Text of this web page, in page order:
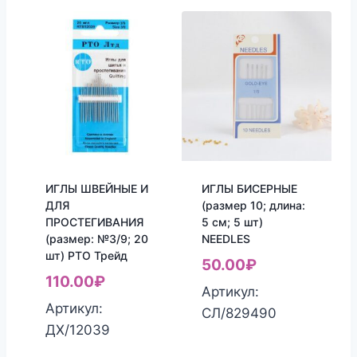
ИГЛЫ ШВЕЙНЫЕ И
ДЛЯ
ПРОСТЕГИВАНИЯ
(размер: №3/9; 20
шт) РТО Трейд
110.00₽
Артикул:
ДХ/12039
ИГЛЫ БИСЕРНЫЕ
(размер 10; длина:
5 см; 5 шт)
NEEDLES
50.00₽
Артикул:
СЛ/829490